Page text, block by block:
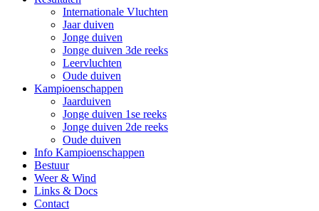
Internationale Vluchten
Jaar duiven
Jonge duiven
Jonge duiven 3de reeks
Leervluchten
Oude duiven
Kampioenschappen
Jaarduiven
Jonge duiven 1se reeks
Jonge duiven 2de reeks
Oude duiven
Info Kampioenschappen
Bestuur
Weer & Wind
Links & Docs
Contact